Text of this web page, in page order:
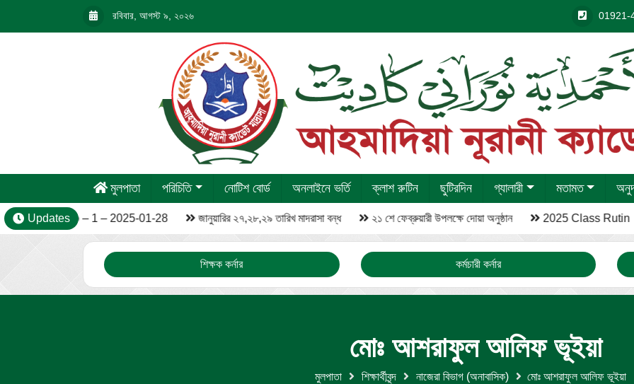
রবিবার, আগস্ট ৯, ২০২৬ 01921-
মুলপাতা পরিচিতি নোটিশ বোর্ড অনলাইনে ভর্তি ক্লাশ রুটিন ছুটিরদিন গ্যালারী মতামত
Updates
Video – 1 – 2025-01-28 জানুয়ারির ২৭,২৮,২৯ তারিখ মাদরাসা বন্ধ ২১ শে ফেব্রুয়ারী উপলক্ষে দোয়া অনুষ্ঠান 2025 Class Rutin
শিক্ষক কর্নার কর্মচারী কর্নার
মোঃ আশরাফুল আলিফ ভূইয়া
মুলপাতা শিক্ষার্থীবৃন্দ নাজেরা বিভাগ (অনাবাসিক) মোঃ আশরাফুল আলিফ ভূইয়া